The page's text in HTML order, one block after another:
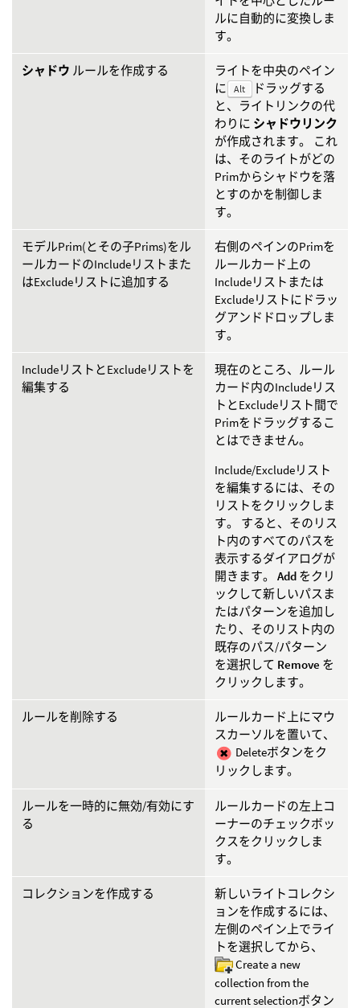
ルに自動的に変換しま
す。
シャドウ ルールを作成する
ライトを中央のペイン
に
Alt
ドラッグする
と、ライトリンクの代
わりに シャドウリンク
が作成されます。 これ
は、そのライトがどの
Primからシャドウを落
とすのかを制御しま
す。
モデルPrim(とその子Prims)をル
ールカードのIncludeリストまた
はExcludeリストに追加する
右側のペインのPrimを
ルールカード上の
Includeリストまたは
Excludeリストにドラッ
グアンドドロップしま
す。
IncludeリストとExcludeリストを
編集する
現在のところ、ルール
カード内のIncludeリス
トとExcludeリスト間で
Primをドラッグするこ
とはできません。
Include/Excludeリスト
を編集するには、その
リストをクリックしま
す。 すると、そのリス
ト内のすべてのパスを
表示するダイアログが
開きます。 Add をクリ
ックして新しいパスま
たはパターンを追加し
たり、そのリスト内の
既存のパス/パターン
を選択して Remove を
クリックします。
ルールを削除する
ルールカード上にマウ
スカーソルを置いて、
Deleteボタンをク
リックします。
ルールを一時的に無効/有効にす
る
ルールカードの左上コ
ーナーのチェックボッ
クスをクリックしま
す。
コレクションを作成する
新しいライトコレクシ
ョンを作成するには、
左側のペイン上でライ
トを選択してから、
Create a new
collection from the
current selectionボタン